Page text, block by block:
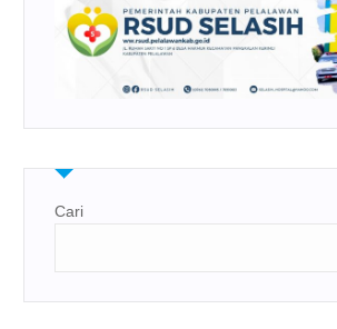
Cari